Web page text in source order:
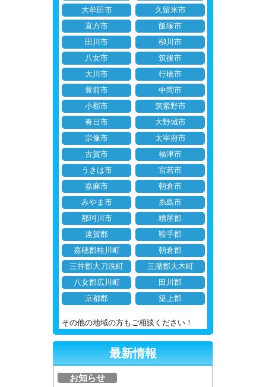
大牟田市
久留米市
直方市
飯塚市
田川市
柳川市
八女市
筑後市
大川市
行橋市
豊前市
中間市
小郡市
筑紫野市
春日市
大野城市
宗像市
太宰府市
古賀市
福津市
うきは市
宮若市
嘉麻市
朝倉市
みやま市
糸島市
那珂川市
糟屋郡
遠賀郡
鞍手郡
嘉穂郡桂川町
朝倉郡
三井郡大刀洗町
三潴郡大木町
八女郡広川町
田川郡
京都郡
築上郡
その他の地域の方もご相談ください！
最新情報
お知らせ